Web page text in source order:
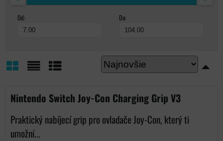
Od: Do:
Nintendo Switch Joy-Con Charging Grip V3
Praktický nabíjecí grip pro ovladače Joy-Con, který ti
umožní...